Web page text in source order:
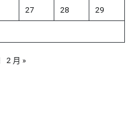
27 28 29
2 月 »